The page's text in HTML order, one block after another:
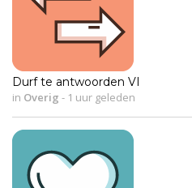
Durf te antwoorden VI
in Overig - 1 uur geleden